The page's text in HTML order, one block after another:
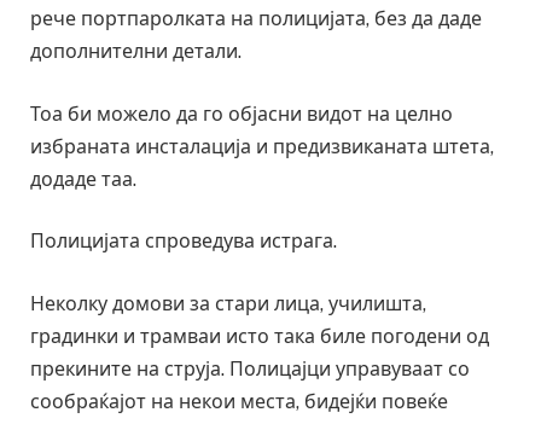
рече портпаролката на полицијата, без да даде
дополнителни детали.
Тоа би можело да го објасни видот на целно
избраната инсталација и предизвиканата штета,
додаде таа.
Полицијата спроведува истрага.
Неколку домови за стари лица, училишта,
градинки и трамваи исто така биле погодени од
прекините на струја. Полицајци управуваат со
сообраќајот на некои места, бидејќи повеќе